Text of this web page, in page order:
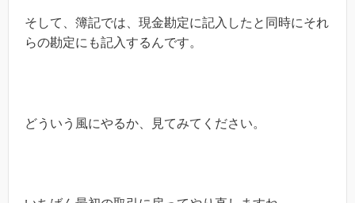
そして、簿記では、現金勘定に記入したと同時にそれ
らの勘定にも記入するんです。
どういう風にやるか、見てみてください。